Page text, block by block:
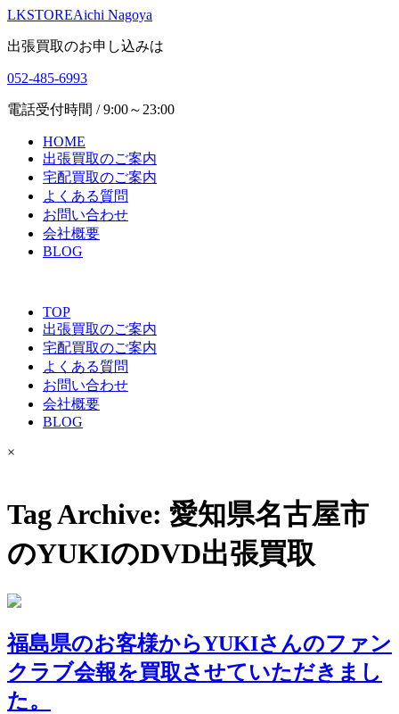
LKSTOREAichi Nagoya
出張買取のお申し込みは
052-485-6993
電話受付時間 / 9:00～23:00
HOME
出張買取のご案内
宅配買取のご案内
よくある質問
お問い合わせ
会社概要
BLOG
TOP
出張買取のご案内
宅配買取のご案内
よくある質問
お問い合わせ
会社概要
BLOG
×
Tag Archive: 愛知県名古屋市
のYUKIのDVD出張買取
福島県のお客様からYUKIさんのファン
クラブ会報を買取させていただきまし
た。